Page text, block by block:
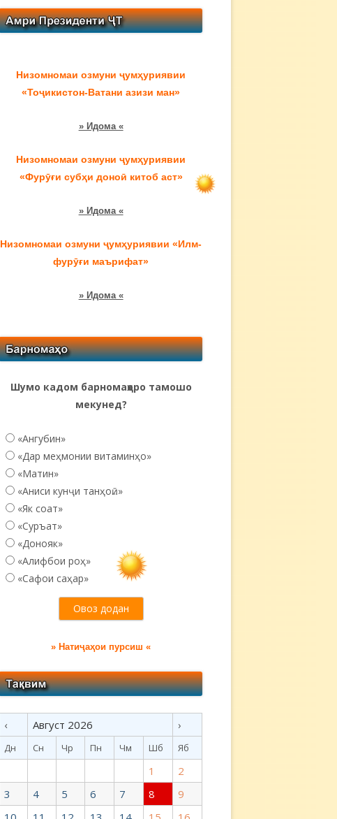
Низомномаи озмуни ҷумҳуриявии
«Тоҷикистон-Ватани азизи ман»
» Идома «
Низомномаи озмуни ҷумҳуриявии
«Фурӯғи субҳи доноӣ китоб аст»
» Идома «
Низомномаи озмуни ҷумҳуриявии «Илм-
фурӯғи маърифат»
» Идома «
Шумо кадом барномаҳоро тамошо
мекунед?
«Ангубин»
«Дар меҳмонии витаминҳо»
«Матин»
«Аниси кунҷи танҳоӣ...»
«Як соат»
«Суръат»
«Донояк»
«Алифбои роҳ»
«Сафои саҳар»
» Натиҷаҳои пурсиш «
‹ Август 2026 ›
Дн Сн Чр Пн Чм Шб Яб
1
2
3
4 5 6 7 8
9